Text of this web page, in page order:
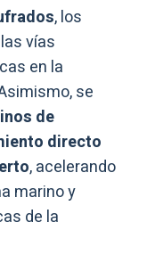
, los
vías
en la
se
de
directo
, acelerando
marino y
de la